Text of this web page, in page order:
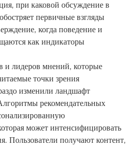
при каковой обсуждение в
первичные взгляды
когда поведение и
как индикаторы
и лидеров мнений, которые
точки зрения
изменили ландшафт
рекомендательных
может интенсифицировать
Пользователи получают контент,